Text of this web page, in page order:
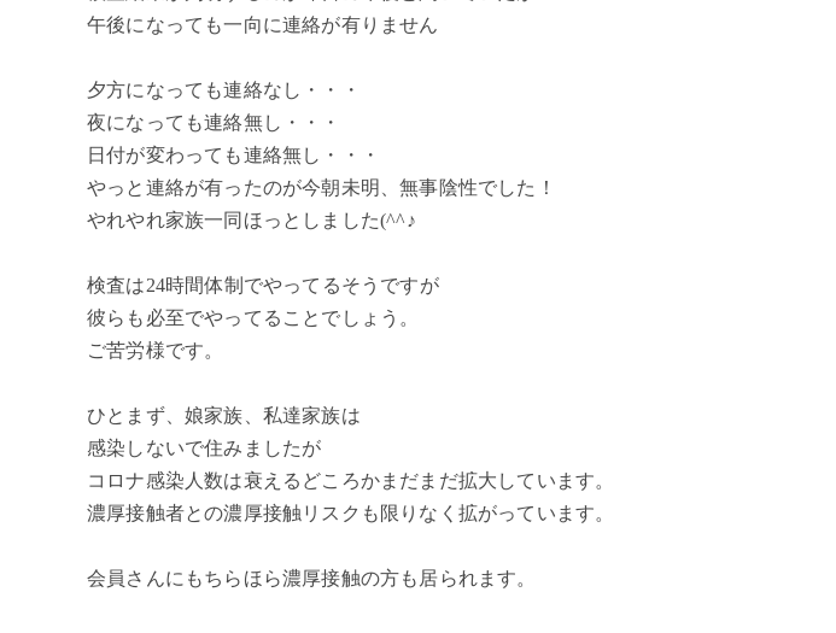
午後になっても一向に連絡が有りません
夕方になっても連絡なし・・・
夜になっても連絡無し・・・
日付が変わっても連絡無し・・・
やっと連絡が有ったのが今朝未明、無事陰性でした！
やれやれ家族一同ほっとしました(^^♪
検査は24時間体制でやってるそうですが
彼らも必至でやってることでしょう。
ご苦労様です。
ひとまず、娘家族、私達家族は
感染しないで住みましたが
コロナ感染人数は衰えるどころかまだまだ拡大しています。
濃厚接触者との濃厚接触リスクも限りなく拡がっています。
会員さんにもちらほら濃厚接触の方も居られます。